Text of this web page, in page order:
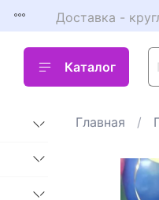
Доставка -
Каталог
Главная